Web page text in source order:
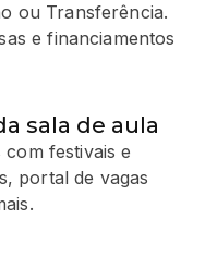
ou Transferência.
e financiamentos
sala de aula
festivais e
portal de vagas